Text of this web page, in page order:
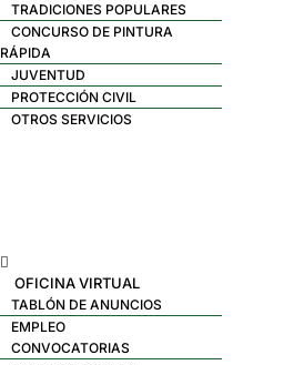
TRADICIONES POPULARES
CONCURSO DE PINTURA
RÁPIDA
JUVENTUD
PROTECCIÓN CIVIL
OTROS SERVICIOS
Menú
OFICINA VIRTUAL
TABLÓN DE ANUNCIOS
EMPLEO
CONVOCATORIAS